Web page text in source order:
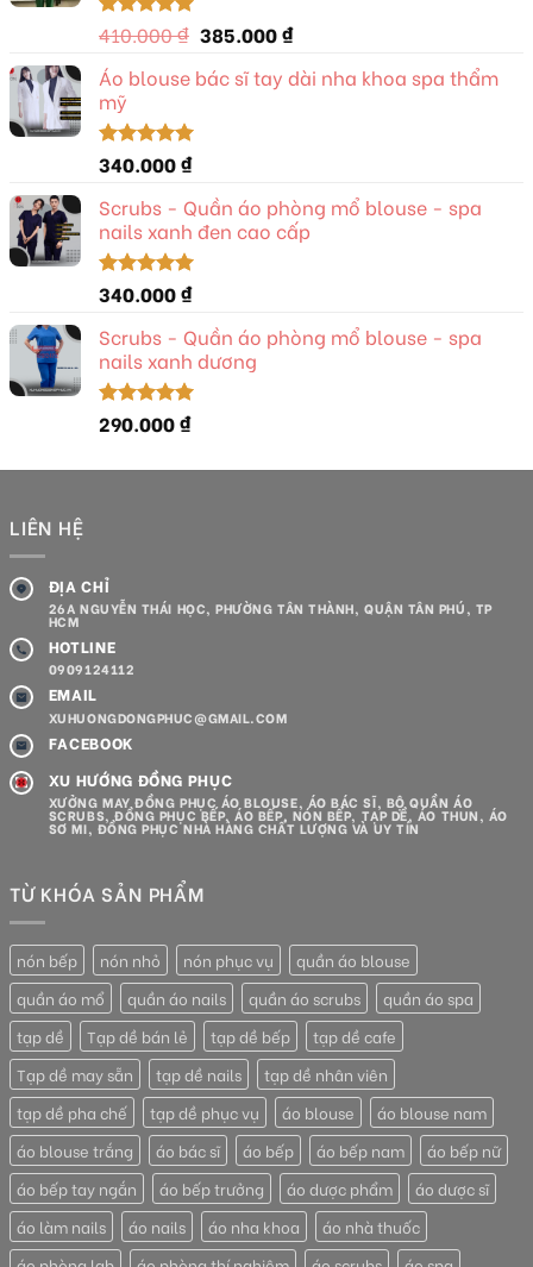
Được xếp
5 sao
410.000₫ Giá
là:
385.000₫Giá
tại
Áo blouse bác sĩ tay dài nha khoa spa thẩm
mỹ
Được xếp
hạng 5.00
5 sao
340.000₫
Scrubs - Quần áo phòng mổ blouse - spa
nails xanh đen cao cấp
Được xếp
hạng 5.00
5 sao
340.000₫
Scrubs - Quần áo phòng mổ blouse - spa
nails xanh dương
Được xếp
hạng5.00
290.000₫
LIÊN HỆ
ĐỊA CHỈ
26A NGUYỄN THÁI HỌC, PHƯỜNG TÂN THÀNH, QUẬN TÂN PHÚ, TP
HCM
HOTLINE
0909124112
EMAIL
XUHUONGDONGPHUC@GMAIL.COM
FACEBOOK
XU HƯỚNG ĐỒNG PHỤC
XƯỞNG MAY ĐỒNG PHỤC ÁO BLOUSE, ÁO BÁC SĨ, BỘ QUẦN ÁO
SCRUBS, ĐỒNG PHỤC BẾP, ÁO BẾP, NÓN BẾP, TẠP DỀ, ÁO THUN, ÁO
SƠ MI, ĐỒNG PHỤC NHÀ HÀNG CHẤT LƯỢNG VÀ UY TÍN
TỪ KHÓA SẢN PHẨM
nón bếp nón nhỏ nón phục vụ
quần áo blouse
quần áo mổ
quần áo nails quần áo scrubs
quần áo spa
tạp dề
Tạp dề bán lẻ tạp dề bếp
tạp dề cafe
Tạp dề may sẵn
tạp dề nails
tạp dề nhân viên
tạp dề pha chế
tạp dề phục vụ áo blouse
áo blouse nam
áo blouse trắng
áo bác sĩ áo bếp áo bếp nam
áo bếp nữ
áo bếp tay ngắn
áo bếp trưởng áo dược phẩm
áo dược sĩ
áo làm nails
áo nails áo nha khoa
áo nhà thuốc